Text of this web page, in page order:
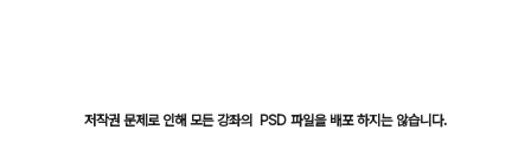
저작권 문제로 인해 모든 강좌의 PSD 파일을 배포 하지는 않습니다.